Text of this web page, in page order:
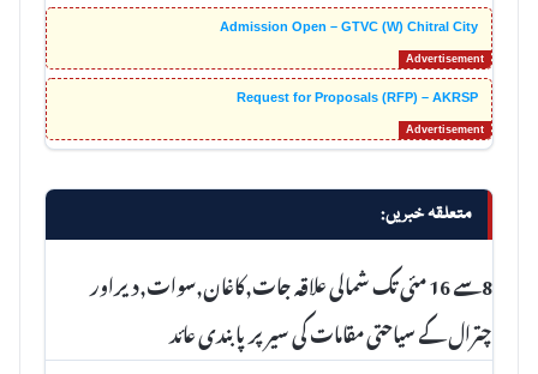
Admission Open – GTVC (W) Chitral City
Request for Proposals (RFP) – AKRSP
متعلقہ خبریں:
8سے 16 مئی تک شمالی علاقہ جات,کاغان,سوات,دیراور
چترال کے سیاحتی مقامات کی سیر پرپابندی عائد